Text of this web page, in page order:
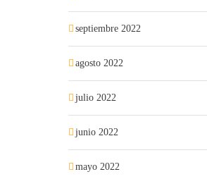
septiembre 2022
agosto 2022
julio 2022
junio 2022
mayo 2022